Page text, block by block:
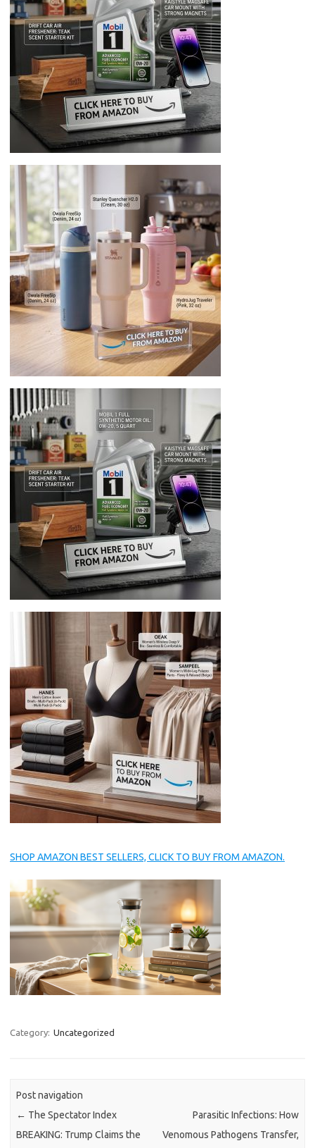
SHOP AMAZON BEST SELLERS, CLICK TO BUY FROM AMAZON.
Category: Uncategorized
Post navigation
← The Spectator Index
BREAKING: Trump Claims the
Parasitic Infections: How
Venomous Pathogens Transfer,